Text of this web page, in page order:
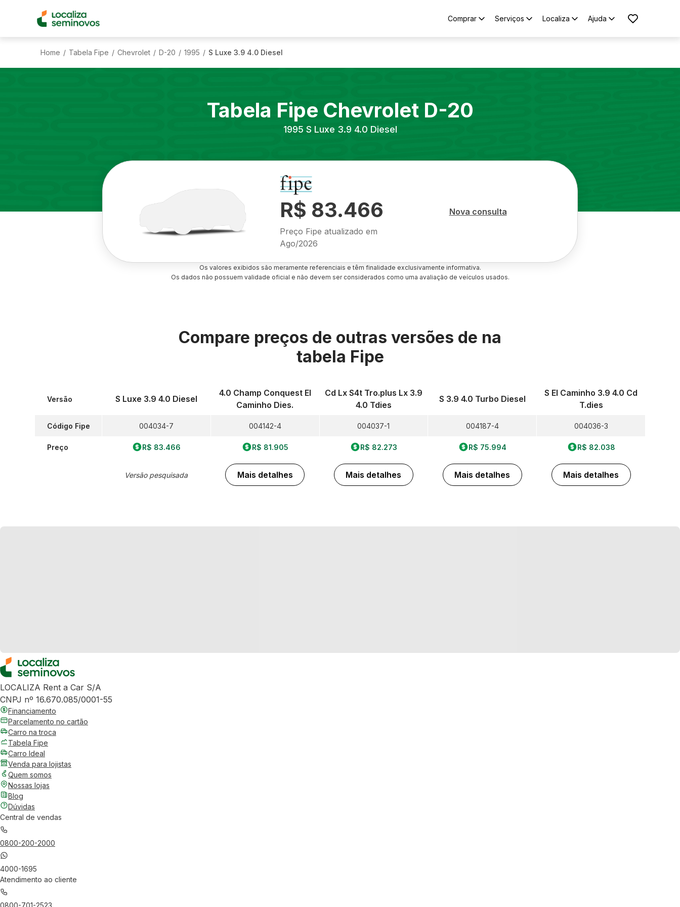
Comprar Serviços Localiza Ajuda
Home / Tabela Fipe / Chevrolet / D-20 / 1995 / S Luxe 3.9 4.0 Diesel
Tabela Fipe Chevrolet D-20
1995 S Luxe 3.9 4.0 Diesel
R$ 83.466
Preço Fipe atualizado em
Ago/2026
Nova consulta
Os valores exibidos são meramente referenciais e têm finalidade exclusivamente informativa.
Os dados não possuem validade oficial e não devem ser considerados como uma avaliação de veículos usados.
Compare preços de outras versões de na
tabela Fipe
Versão
Código Fipe
Preço
S Luxe 3.9 4.0 Diesel
004034-7
R$ 83.466
Versão pesquisada
4.0 Champ Conquest El
Caminho Dies.
004142-4
R$ 81.905
Mais detalhes
Cd Lx S4t Tro.plus Lx 3.9
4.0 Tdies
004037-1
R$ 82.273
Mais detalhes
S 3.9 4.0 Turbo Diesel
004187-4
R$ 75.994
Mais detalhes
S El Caminho 3.9 4.0 Cd
T.dies
004036-3
R$ 82.038
Mais detalhes
LOCALIZA Rent a Car S/A
CNPJ nº 16.670.085/0001-55
Financiamento
Parcelamento no cartão
Carro na troca
Tabela Fipe
Carro Ideal
Venda para lojistas
Quem somos
Nossas lojas
Blog
Dúvidas
Central de vendas
0800-200-2000
4000-1695
Atendimento ao cliente
0800-701-2523